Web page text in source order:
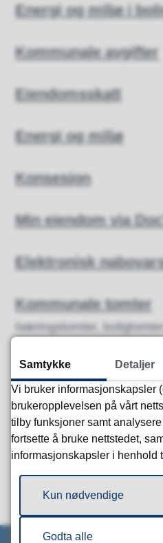
Energi og miljø i
Kommunale avgifter
Eiendomsskatt
Energi og miljø
Konsesjon
Min eiendom via
Elektronisk
Kommunale tomter
Næringstomter, boligtomter
Fant du det
Ja
Samtykke Detaljer
Vi bruker informasjonskapsler
brukeropplevelsen på vårt
tilby funksjoner samt
fortsette å bruke nettstedet,
informasjonskapsler i
Kun nødvendige
Godta alle